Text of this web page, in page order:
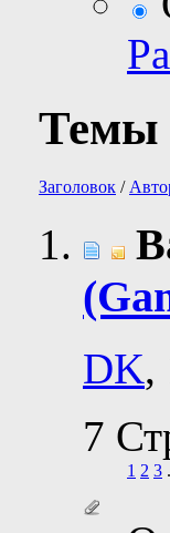
Темы
Заголовок /
DK,
7
1 2 3